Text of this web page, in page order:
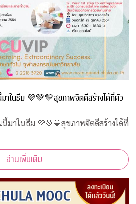
าในธีม 💜💚💛สุขภาพจิตดีสร้างได้ที่ตัว
มาในธีม 💜💚💛สุขภาพจิตดีสร้างได้ที่
อ่านเพิ่มเติม